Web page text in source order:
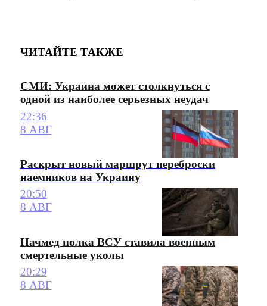
ЧИТАЙТЕ ТАКЖЕ
СМИ: Украина может столкнуться с
одной из наиболее серьезных неудач
22:36
8 АВГ
Раскрыт новый маршрут переброски
наемников на Украину
20:50
8 АВГ
Начмед полка ВСУ ставила военным
смертельные уколы
20:29
8 АВГ